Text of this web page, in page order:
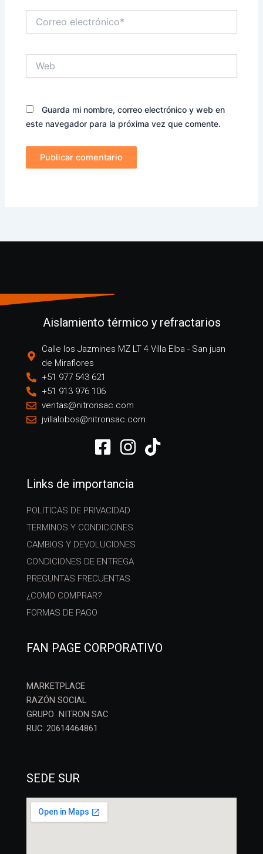
electrónico*
Guarda mi nombre, correo electrónico y web en
este navegador para la próxima vez que comente.
Aislamiento térmico y refractarios
Calle los Jazmines MZ LT 4 Villa Elba - San juan
de Miraflores
+51 977 543 621
+51 913 976 106
ventas@nitronsac.com
jvillalobos@nitronsac.com
Links de importancia
POLITICAS DE PRIVACIDAD
TERMINOS Y CONDICIONES
CAMBIOS Y DEVOLUCIONES
CONDICIONES DE ENTREGA
PREGUNTAS FRECUENTAS
¿COMO COMPRAR?
FORMAS DE PAGO
FAN PAGE CORPORATIVO
MARKETPLACE
RAZÓN SOCIAL
GRUPO NITRON SAC
RUC: 20614464861
SEDE SUR